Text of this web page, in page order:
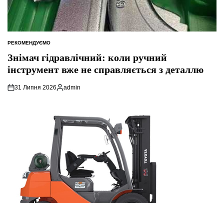
ОПУБЛІКУВАТИ
РЕКОМЕНДУЄМО
Знімач гідравлічний: коли ручний
інструмент вже не справляється з деталлю
31 Липня 2026
Опубліковано
admin